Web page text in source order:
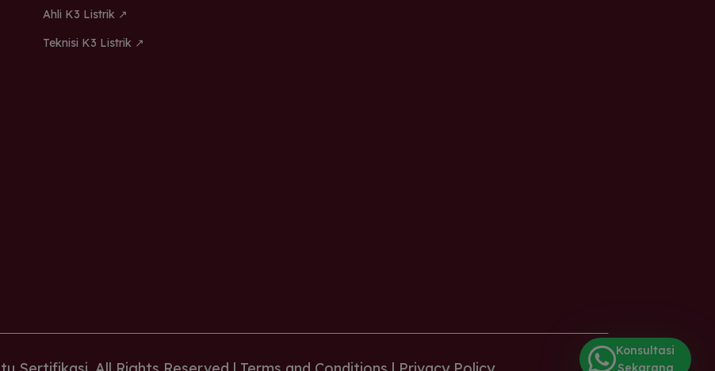
Ahli K3 Listrik ↗
Teknisi K3 Listrik ↗
Konsultasi
Sekarang